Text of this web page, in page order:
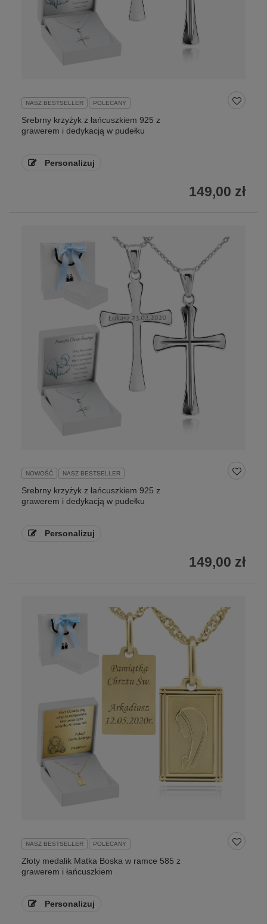
NASZ BESTSELLER POLECANY
Srebrny krzyżyk z łańcuszkiem 925 z
grawerem i dedykacją w pudełku
Personalizuj
149,00 zł
NOWOŚĆ NASZ BESTSELLER
Srebrny krzyżyk z łańcuszkiem 925 z
grawerem i dedykacją w pudełku
Personalizuj
149,00 zł
NASZ BESTSELLER POLECANY
Złoty medalik Matka Boska w ramce 585 z
grawerem i łańcuszkiem
Personalizuj